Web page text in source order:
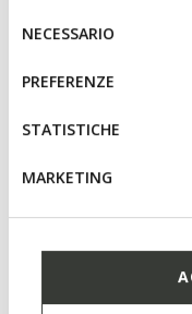
IMPOSTAZIONI
altri strumenti di
informazioni o per
tue impostazioni,
del
consenso
NECESSARIO
PREFERENZE
STATISTICHE
MARKETING
DERNIERS PRIX D'ÉTÉ